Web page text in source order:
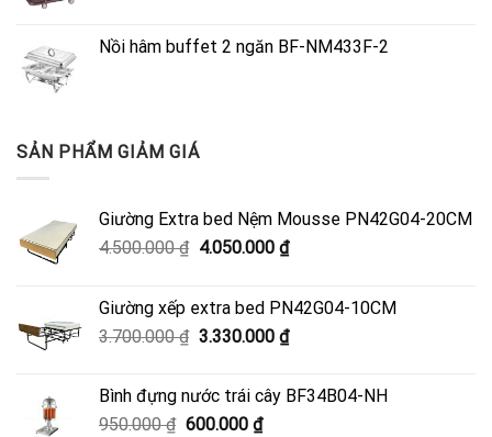
Nồi hâm buffet 2 ngăn BF-NM433F-2
SẢN PHẨM GIẢM GIÁ
Giường Extra bed Nệm Mousse PN42G04-20CM
4.500.000₫ Giá
4.500.000 ₫.
4.050.000 ₫Giá
là:
4.050.000 ₫.
Giường xếp extra bed PN42G04-10CM
3.700.000₫ Giá
3.700.000 ₫.
3.330.000 ₫Giá
là:
Bình đựng nước trái cây BF34B04-NH
950.000₫ Giá
600.000 ₫Giá